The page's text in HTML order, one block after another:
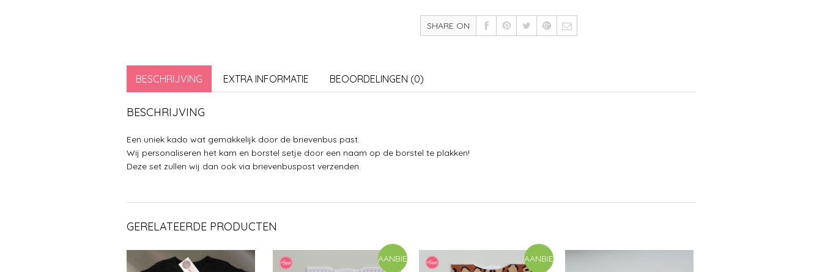
SHARE ON
BESCHRIJVING EXTRA INFORMATIE BEOORDELINGEN (0)
BESCHRIJVING
Een uniek kado wat gemakkelijk door de brievenbus past.
Wij personaliseren het kam en borstel setje door een naam op de borstel te plakken!
Deze set zullen wij dan ook via brievenbuspost verzenden.
GERELATEERDE PRODUCTEN
AANBIE AANBIE